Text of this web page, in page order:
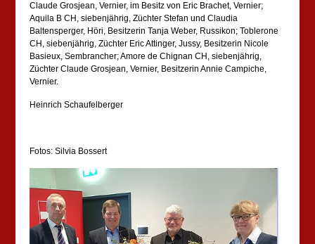
Claude Grosjean, Vernier, im Besitz von Eric Brachet, Vernier;
Aquila B CH, siebenjährig, Züchter Stefan und Claudia
Baltensperger, Höri, Besitzerin Tanja Weber, Russikon; Toblerone
CH, siebenjährig, Züchter Eric Attinger, Jussy, Besitzerin Nicole
Basieux, Sembrancher; Amore de Chignan CH, siebenjährig,
Züchter Claude Grosjean, Vernier, Besitzerin Annie Campiche,
Vernier.
Heinrich Schaufelberger
Fotos: Silvia Bossert